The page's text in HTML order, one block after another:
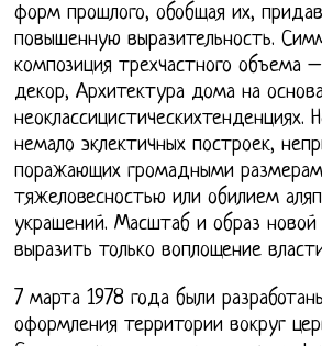
форм прошлого, обобщая их,
повышенную выразительность.
композиция трехчастного объема
декор, Архитектура дома на
неоклассицистическихтенденциях.
немало эклектичных построек,
поражающих громадными
тяжеловесностью или обилием
украшений. Масштаб и образ новой
выразить только воплощение
7 марта 1978 года были
оформления территории вокруг